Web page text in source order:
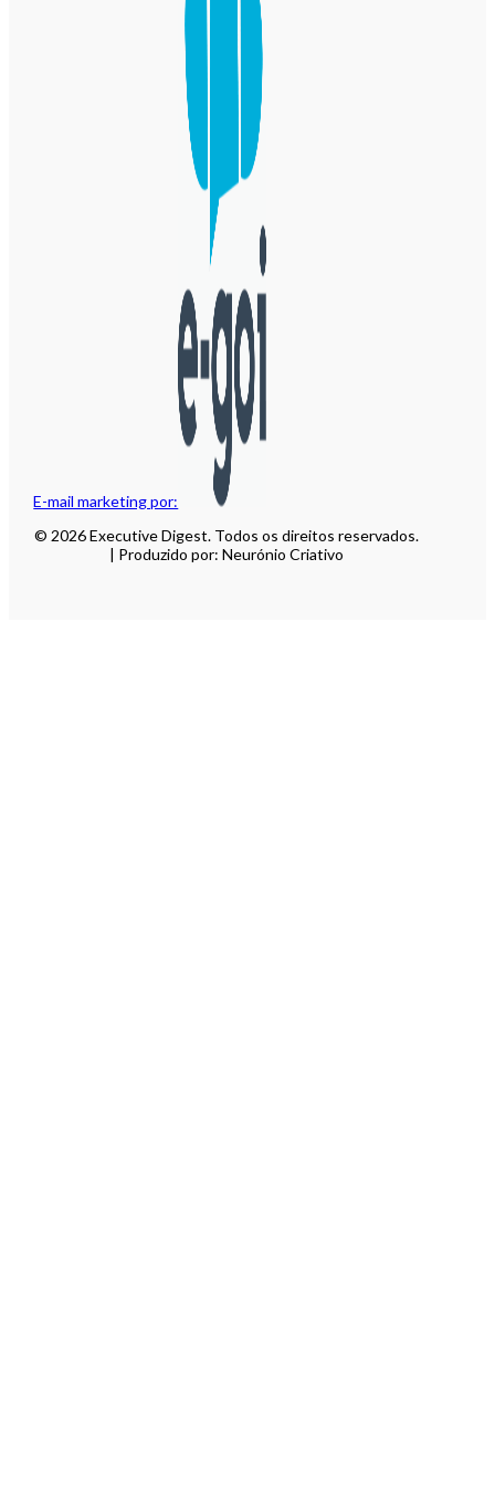
E-mail marketing por:
© 2026 Executive Digest. Todos os direitos reservados.
| Produzido por: Neurónio Criativo